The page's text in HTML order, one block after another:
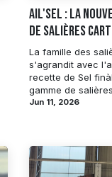
AIL'SEL : la
de salières
La famille des
s'agrandit avec
recette de Sel
gamme de
Jun 11, 2026